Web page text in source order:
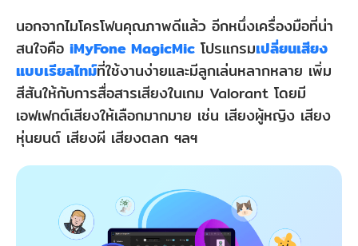
นอกจากไมโครโฟนคุณภาพดีแล้ว อีกหนึ่งเครื่องมือที่น่า
สนใจคือ iMyFone MagicMic โปรแกรมเปลี่ยนเสียง
แบบเรียลไทม์ที่ใช้งานง่ายและมีลูกเล่นหลากหลาย เพิ่ม
สีสันให้กับการสื่อสารเสียงในเกม Valorant โดยมี
เอฟเฟกต์เสียงให้เลือกมากมาย เช่น เสียงผู้หญิง เสียง
หุ่นยนต์ เสียงผี เสียงตลก ฯลฯ